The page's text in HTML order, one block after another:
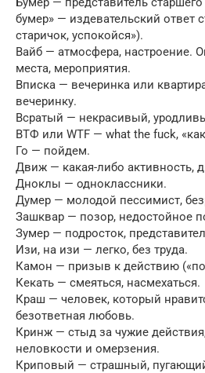
бумер» — издевательский ответ
старичок, успокойся»).
Вайб — атмосфера, настроение.
места, мероприятия.
Вписка — вечеринка или
вечеринку.
Всратый — некрасивый,
ВТФ или WTF — what the fuck,
Го — пойдем.
Движ — какая-либо активность,
Дноклы — одноклассники.
Думер — молодой пессимист,
Зашквар — позор, недостойное
Зумер — подросток,
Изи, на изи — легко, без труда.
Камон — призыв к действию
Кекать — смеяться, насмехаться.
Краш — человек, который
безответная любовь.
Кринж — стыд за чужие
неловкости и омерзения.
Криповый — страшный,